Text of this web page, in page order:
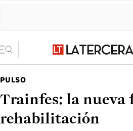
PULSO
Trainfes: la nueva
rehabilitación